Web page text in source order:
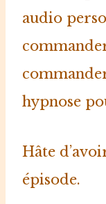
audio
hypnose
Hâte
épisode.⁠ ⁠